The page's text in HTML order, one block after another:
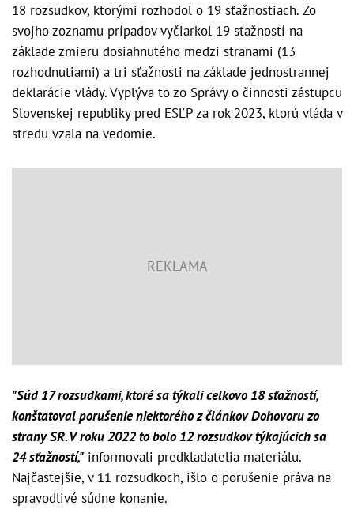
18 rozsudkov, ktorými rozhodol o 19 sťažnostiach. Zo
svojho zoznamu prípadov vyčiarkol 19 sťažností na
základe zmieru dosiahnutého medzi stranami (13
rozhodnutiami) a tri sťažnosti na základe jednostrannej
deklarácie vlády. Vyplýva to zo Správy o činnosti zástupcu
Slovenskej republiky pred ESĽP za rok 2023, ktorú vláda v
stredu vzala na vedomie.
"Súd 17 rozsudkami, ktoré sa týkali celkovo 18 sťažností,
konštatoval porušenie niektorého z článkov Dohovoru zo
strany SR. V roku 2022 to bolo 12 rozsudkov týkajúcich sa
24 sťažností," informovali predkladatelia materiálu.
Najčastejšie, v 11 rozsudkoch, išlo o porušenie práva na
spravodlivé súdne konanie.